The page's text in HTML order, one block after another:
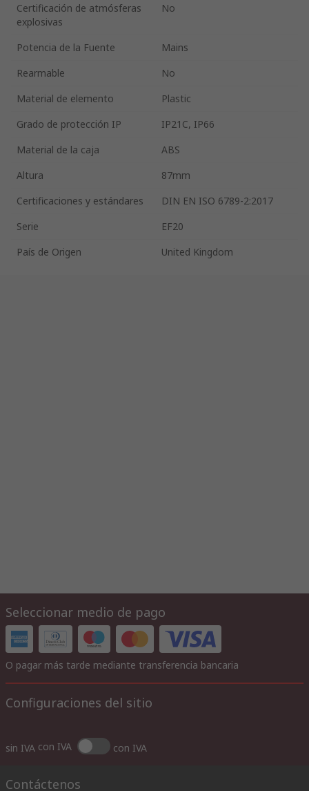
Certificación de atmósferas
explosivas
No
Potencia de la Fuente
Mains
Rearmable
No
Material de elemento
Plastic
Grado de protección IP
IP21C, IP66
Material de la caja
ABS
Altura
87mm
Certificaciones y estándares
DIN EN ISO 6789-2:2017
Serie
EF20
País de Origen
United Kingdom
Seleccionar medio de pago
O pagar más tarde mediante transferencia bancaria
Configuraciones del sitio
sin IVA con IVA con IVA
Contáctenos